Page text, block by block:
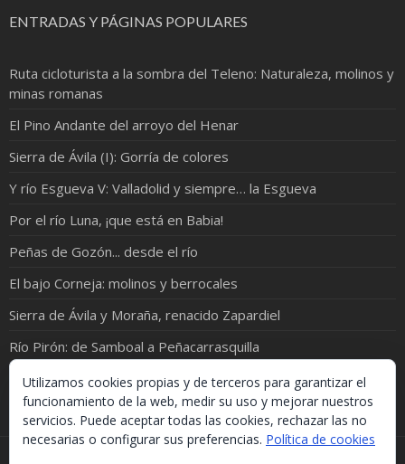
ENTRADAS Y PÁGINAS POPULARES
Ruta cicloturista a la sombra del Teleno: Naturaleza, molinos y
minas romanas
El Pino Andante del arroyo del Henar
Sierra de Ávila (I): Gorría de colores
Y río Esgueva V: Valladolid y siempre… la Esgueva
Por el río Luna, ¡que está en Babia!
Peñas de Gozón... desde el río
El bajo Corneja: molinos y berrocales
Sierra de Ávila y Moraña, renacido Zapardiel
Río Pirón: de Samboal a Peñacarrasquilla
Durius Aquae: Cuaderno de rutas por la cuenca del Duero
Utilizamos cookies propias y de terceros para garantizar el
funcionamiento de la web, medir su uso y mejorar nuestros
servicios. Puede aceptar todas las cookies, rechazar las no
necesarias o configurar sus preferencias. Política de cookies